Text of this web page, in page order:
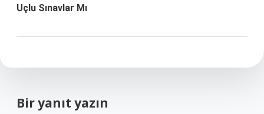
Uçlu Sınavlar Mı
Bir yanıt yazın